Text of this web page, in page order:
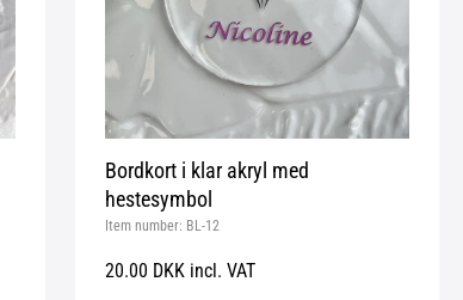
Bordkort i klar akryl med
hestesymbol
Item number: BL-12
20.00 DKK incl. VAT